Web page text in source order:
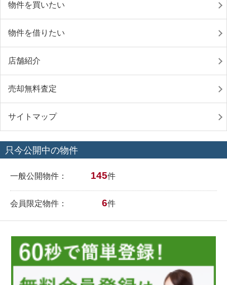
物件を買いたい
物件を借りたい
店舗紹介
売却無料査定
サイトマップ
只今公開中の物件
一般公開物件： 145件
会員限定物件： 6件